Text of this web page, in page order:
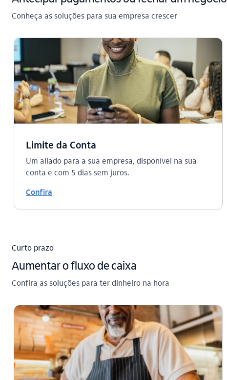
Conheça as soluções para sua empresa crescer
Limite da Conta
Um aliado para a sua empresa, disponível na sua
conta e com 5 dias sem juros.
Confira
Curto prazo
Aumentar o fluxo de caixa
Confira as soluções para ter dinheiro na hora